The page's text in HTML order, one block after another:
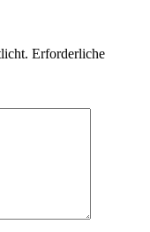
Erforderliche